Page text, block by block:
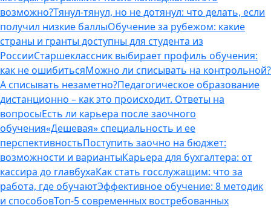
возможно?Тянул-тянул, но не дотянул: что делать, если
получил низкие баллыОбучение за рубежом: какие
страны и гранты доступны для студента из
РоссииСтаршеклассник выбирает профиль обучения:
как не ошибитьсяМожно ли списывать на контрольной?
А списывать незаметно?Педагогическое образование
дистанционно – как это происходит. Ответы на
вопросыЕсть ли карьера после заочного
обучения«Дешевая» специальность и ее
перспективностьПоступить заочно на бюджет:
возможности и вариантыКарьера для бухгалтера: от
кассира до главбухаКак стать госслужащим: что за
работа, где обучаютЭффективное обучение: 8 методик
и способовТоп-5 современных востребованных